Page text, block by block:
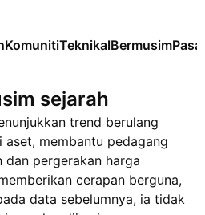
KomunitiTeknikalBermusim
sejarah
trend berulang
aset, membantu pedagang
dan pergerakan harga
cerapan berguna,
data sebelumnya, ia tidak